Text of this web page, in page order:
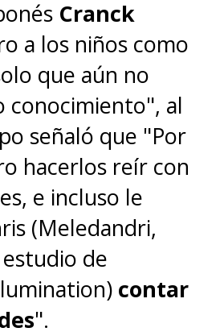
Cranck
a los niños como
que aún no
conocimiento", al
señaló que "Por
hacerlos reír con
e incluso le
(Meledandri,
de
contar
".